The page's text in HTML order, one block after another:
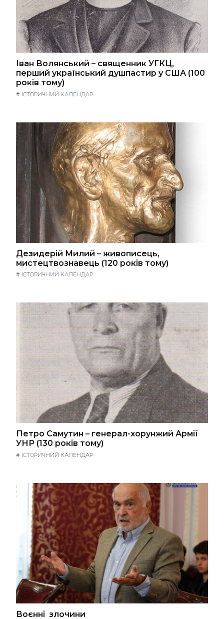
Іван Волянський – священник УГКЦ,
перший український душпастир у США (100
років тому)
# ІСТОРИЧНИЙ КАЛЕНДАР
Дезидерій Милий – живописець,
мистецтвознавець (120 років тому)
# ІСТОРИЧНИЙ КАЛЕНДАР
Петро Самутин – генерал-хорунжий Армії
УНР (130 років тому)
# ІСТОРИЧНИЙ КАЛЕНДАР
Воєнні злочини